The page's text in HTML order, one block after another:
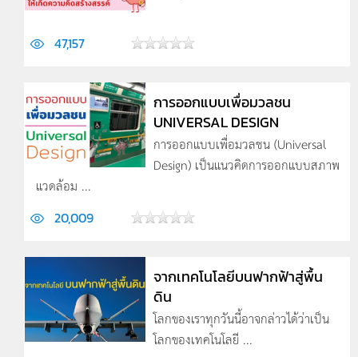
47,157
การออกแบบเพื่อมวลชน
UNIVERSAL DESIGN
การออกแบบเพื่อมวลชน (Universal
Design) เป็นแนวคิดการออกแบบสภาพ
แวดล้อม ...
20,009
จากเทคโนโลยีบนฟากฟ้าสู่พื้น
ดิน
โลกของเราทุกวันนี้อาจกล่าวได้ว่าเป็น
โลกของเทคโนโลยี ...